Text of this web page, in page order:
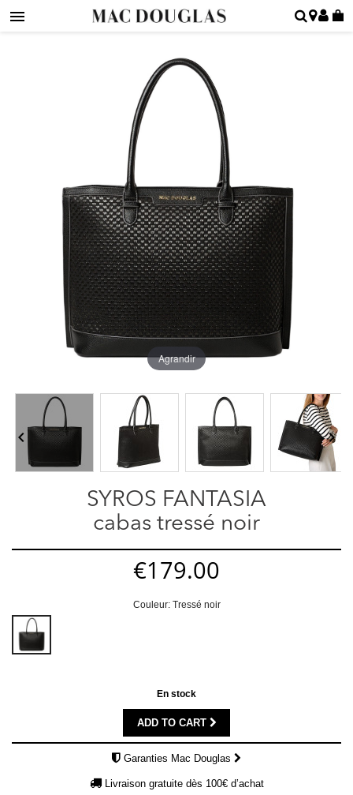
Agrandir
 
SYROS FANTASIA
cabas tressé noir
€179.00
Couleur: Tressé noir
En stock
ADD TO CART
Garanties Mac Douglas
Livraison gratuite dès 100€ d’achat